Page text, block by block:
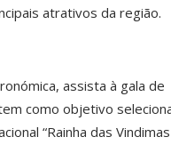
atrativos da região.
assista à gala de
como objetivo
“Rainha das